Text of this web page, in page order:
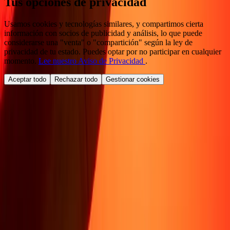
Usamos cookies y tecnologías similares, y compartimos cierta
información con socios de publicidad y análisis, lo que puede
considerarse una "venta" o "compartición" según la ley de
privacidad de tu estado. Puedes optar por no participar en cualquier
momento. Lee nuestro Aviso de Privacidad .
Aceptar todo Rechazar todo Gestionar cookies